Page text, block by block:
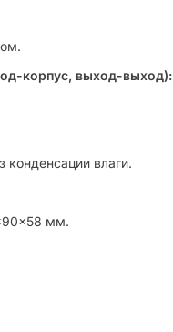
корпус, выход-выход):
конденсации влаги.
мм.